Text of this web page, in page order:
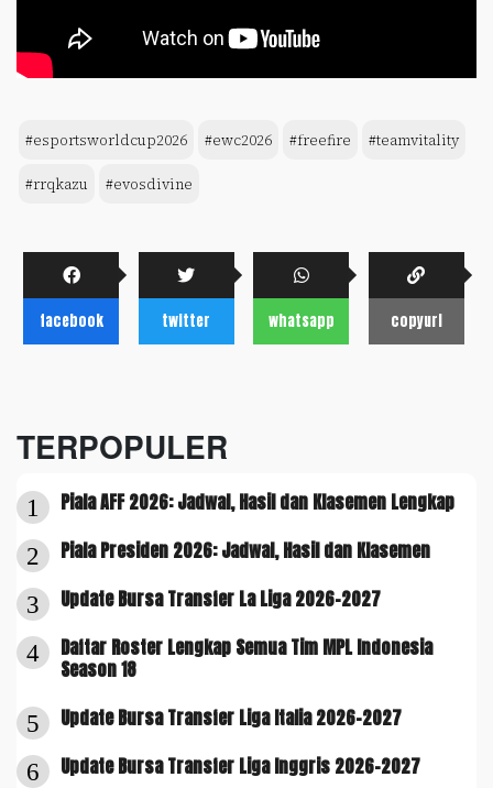
#esportsworldcup2026 #ewc2026 #freefire #teamvitality
#rrqkazu #evosdivine
facebook twitter whatsapp copyurl
TERPOPULER
1 Piala AFF 2026: Jadwal, Hasil dan Klasemen Lengkap
2 Piala Presiden 2026: Jadwal, Hasil dan Klasemen
3 Update Bursa Transfer La Liga 2026-2027
4
Daftar Roster Lengkap Semua Tim MPL Indonesia
Season 18
5 Update Bursa Transfer Liga Italia 2026-2027
6 Update Bursa Transfer Liga Inggris 2026-2027